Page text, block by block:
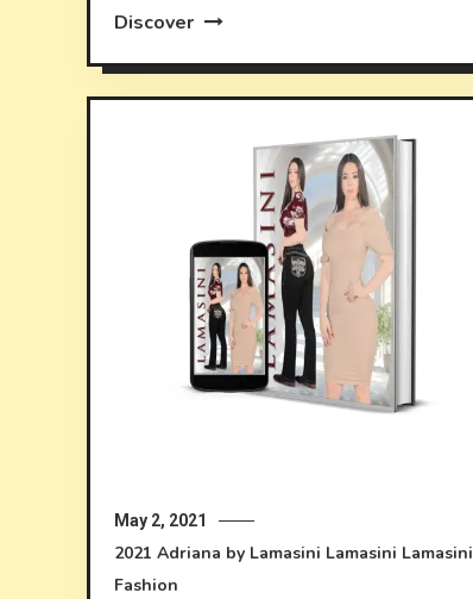
Discover
May 2, 2021
2021 Adriana by Lamasini Lamasini Lamasini
Fashion